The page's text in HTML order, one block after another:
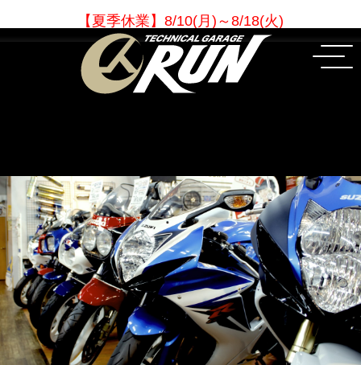
【夏季休業 】 8/10(月)～8/18(火)